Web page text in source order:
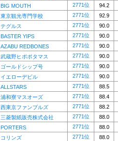
BIG MOUTH 2771位
94.2
東京観光専門学校 2771位
92.9
テグルス 2771位
90.0
BASTER YIPS 2771位
90.0
AZABU REDBONES 2771位
90.0
武蔵野ヒポポタマス 2771位
90.0
ゴールドシップ号 2771位
90.0
イエローデビル 2771位
90.0
ALLSTARS 2771位
88.5
浦和寮マスオーズ 2771位
88.4
西東京ファンブルズ 2771位
88.2
三菱製紙販売株式会社 2771位
88.0
PORTERS 2771位
88.0
コリンズ 2771位
88.0